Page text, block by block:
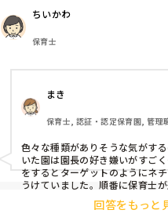
ちいかわ
保育士
まき
保育士, 認証・認定保育園, 管理
色々な種類がありそうな気がす
いた園は園長の好き嫌いがすご
をするとターゲットのようにネ
うけていました。順番に保育士
ていました。残ってる先生は園
当たり前、製作や発表会なども
回答をもっと